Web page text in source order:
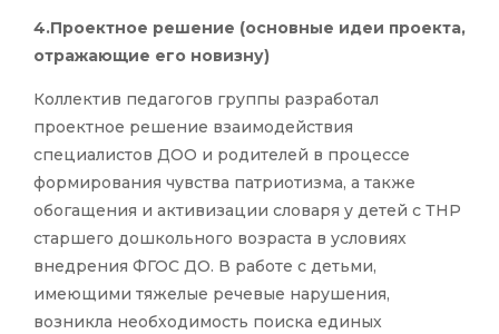
4.Проектное решение (основные идеи проекта,
отражающие его новизну)
Коллектив педагогов группы разработал
проектное решение взаимодействия
специалистов ДОО и родителей в процессе
формирования чувства патриотизма, а также
обогащения и активизации словаря у детей с ТНР
старшего дошкольного возраста в условиях
внедрения ФГОС ДО. В работе с детьми,
имеющими тяжелые речевые нарушения,
возникла необходимость поиска единых